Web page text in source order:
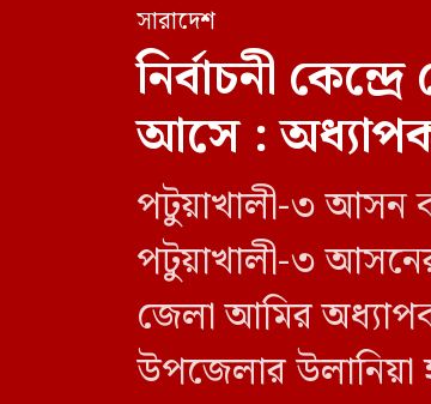
সারাদেশ
নির্বাচনী
আসে :
পটুয়াখালী-৩ আসন
পটুয়াখালী-৩
জেলা আমির
উপজেলার উলানিয়া